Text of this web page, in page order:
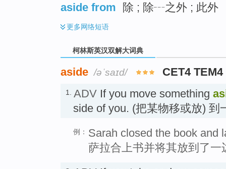
aside from
除 ; 除┄之外 ; 此外
更多网络短语
柯林斯英汉双解大词典
aside /əˈsaɪd/ CET4 TEM4
1. ADV If you move something
side of you. (把某物移或放) 到
例： Sarah closed the book and
萨拉合上书并将其放到了一